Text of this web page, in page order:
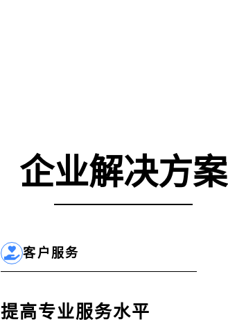
企业解决方案
客户服务
提高专业服务水平